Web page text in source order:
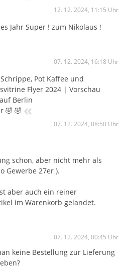
12. 12. 2024, 11:15 Uhr
Jahr Super ! zum Nikolaus !
07. 12. 2024, 16:18 Uhr
Pot Kaffee und
Flyer 2024 | Vorschau
Berlin
🤣 🤣 «
07. 12. 2024, 08:50 Uhr
schon, aber nicht mehr als
Gewerbe 27er ).
aber auch ein reiner
im Warenkorb gelandet.
07. 12. 2024, 00:45 Uhr
keine Bestellung zur Lieferung